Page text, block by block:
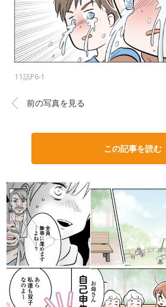
11話P6-1
前の写真を見る
この記事を読む